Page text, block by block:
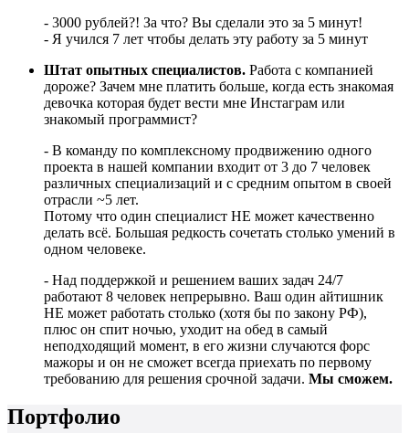
- 3000 рублей?! За что? Вы сделали это за 5 минут!
- Я учился 7 лет чтобы делать эту работу за 5 минут
Штат опытных специалистов. Работа с компанией
дороже? Зачем мне платить больше, когда есть знакомая
девочка которая будет вести мне Инстаграм или
знакомый программист?
- В команду по комплексному продвижению одного
проекта в нашей компании входит от 3 до 7 человек
различных специализаций и с средним опытом в своей
отрасли ~5 лет.
Потому что один специалист НЕ может качественно
делать всё. Большая редкость сочетать столько умений в
одном человеке.
- Над поддержкой и решением ваших задач 24/7
работают 8 человек непрерывно. Ваш один айтишник
НЕ может работать столько (хотя бы по закону РФ),
плюс он спит ночью, уходит на обед в самый
неподходящий момент, в его жизни случаются форс
мажоры и он не сможет всегда приехать по первому
требованию для решения срочной задачи. Мы сможем.
Портфолио